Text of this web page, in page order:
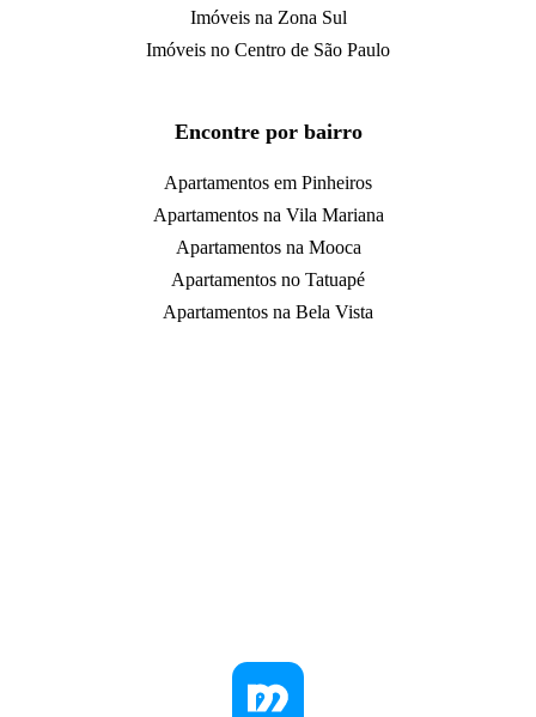
Imóveis na Zona Sul
Imóveis no Centro de São Paulo
Encontre por bairro
Apartamentos em Pinheiros
Apartamentos na Vila Mariana
Apartamentos na Mooca
Apartamentos no Tatuapé
Apartamentos na Bela Vista